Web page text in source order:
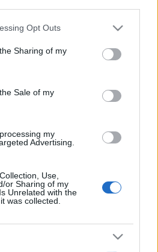
app uses one or more Google
usage behaviour. You may click to
and its third-party tags to
purposes in below Google
Opt Outs
Sharing of my
Sale of my
my
Advertising.
Use,
or Sharing of my
Unrelated with the
was collected.
gyűjtött nagy történeti
részleteket írt meg. Eközben talált
Uhersky Brod-ban érte
MEGOSZTÁS